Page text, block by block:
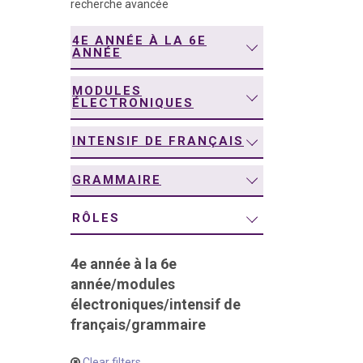
recherche avancée
4E ANNÉE À LA 6E
ANNÉE
MODULES
ÉLECTRONIQUES
INTENSIF DE FRANÇAIS
GRAMMAIRE
RÔLES
4e année à la 6e
année/modules
électroniques/intensif de
français/grammaire